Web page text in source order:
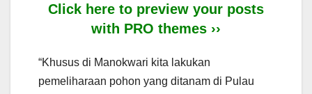
Click here to preview your posts
with PRO themes ››
“Khusus di Manokwari kita lakukan
pemeliharaan pohon yang ditanam di Pulau